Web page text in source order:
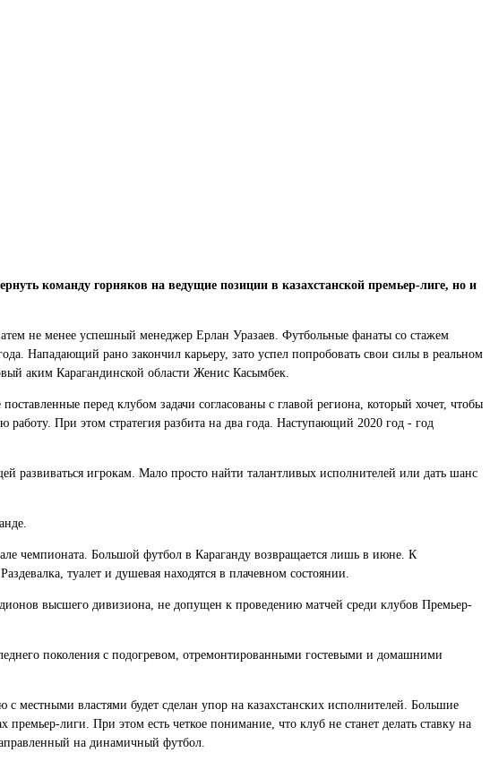
команду горняков на ведущие позиции в казахстанской премьер-лиге, но и
не менее успешный менеджер Ерлан Уразаев. Футбольные фанаты со стажем
Нападающий рано закончил карьеру, зато успел попробовать свои силы в реальном
аким Карагандинской области Женис Касымбек.
перед клубом задачи согласованы с главой региона, который хочет, чтобы
работу. При этом стратегия разбита на два года. Наступающий 2020 год - год
развиваться игрокам. Мало просто найти талантливых исполнителей или дать шанс
чемпионата. Большой футбол в Караганду возвращается лишь в июне. К
туалет и душевая находятся в плачевном состоянии.
высшего дивизиона, не допущен к проведению матчей среди клубов Премьер-
поколения с подогревом, отремонтированными гостевыми и домашними
местными властями будет сделан упор на казахстанских исполнителей. Большие
лиги. При этом есть четкое понимание, что клуб не станет делать ставку на
на динамичный футбол.